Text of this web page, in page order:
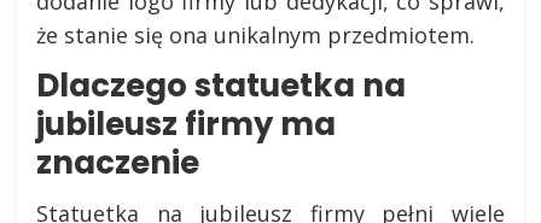
że stanie się ona unikalnym przedmiotem.
Dlaczego statuetka na
jubileusz firmy ma
znaczenie
Statuetka na jubileusz firmy pełni wiele